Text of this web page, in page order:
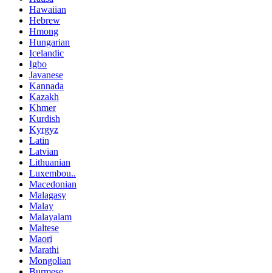
Hawaiian
Hebrew
Hmong
Hungarian
Icelandic
Igbo
Javanese
Kannada
Kazakh
Khmer
Kurdish
Kyrgyz
Latin
Latvian
Lithuanian
Luxembou..
Macedonian
Malagasy
Malay
Malayalam
Maltese
Maori
Marathi
Mongolian